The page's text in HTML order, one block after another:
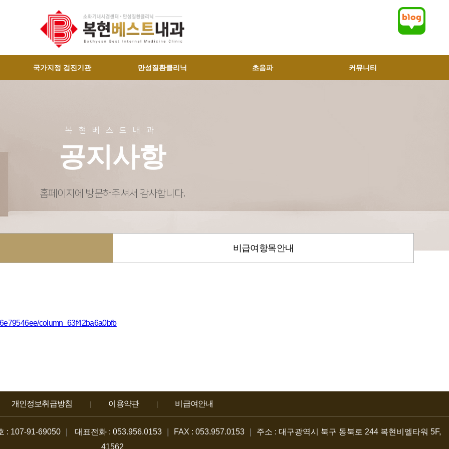
국가지정 검진기관 만성질환클리닉 초음파 커뮤니티
복현베스트내과
공지사항
홈페이지에 방문해주셔서 감사합니다.
비급여항목안내
column_63f42ba6a0bfb
개인정보취급방침 | 이용약관 | 비급여안내
: 107-91-69050 | 대표전화 : 053.956.0153 | FAX : 053.957.0153 |
주소 : 대구광역시 북구 동북로 244 복현비엘타워 5F,
41562